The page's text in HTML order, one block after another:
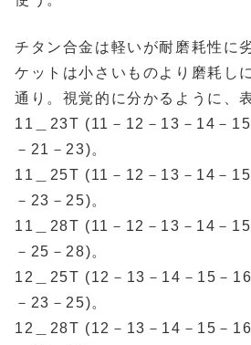
チタン合金は軽いが耐磨耗性に
ケットは小さいものより磨耗し
通り。視覚的に分かるように、
11＿23T (11－12－13－14－
－21－23)。
11＿25T (11－12－13－14－
－23－25)。
11＿28T (11－12－13－14－
－25－28)。
12＿25T (12－13－14－15－
－23－25)。
12＿28T (12－13－14－15－